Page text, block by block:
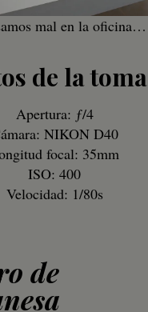
mal en la oficina…
de la toma
Apertura: ƒ/4
NIKON D40
focal: 35mm
ISO: 400
Velocidad: 1/80s
de